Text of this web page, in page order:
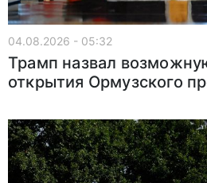
04.08.2026 - 05:32
Трамп назвал
открытия Ормузского